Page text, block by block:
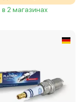
в 2 магазинах